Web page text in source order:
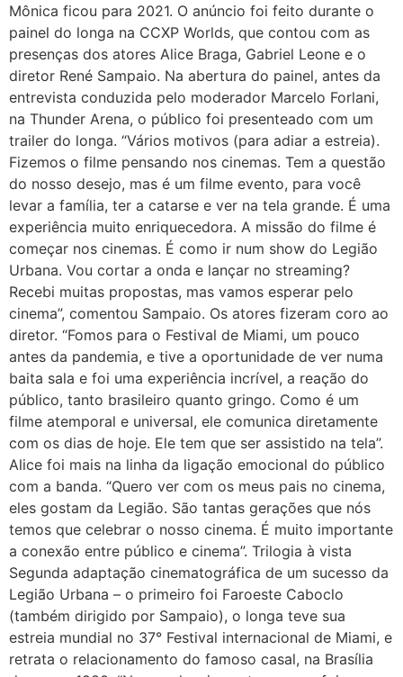
Mônica ficou para 2021. O anúncio foi feito durante o
painel do longa na CCXP Worlds, que contou com as
presenças dos atores Alice Braga, Gabriel Leone e o
diretor René Sampaio. Na abertura do painel, antes da
entrevista conduzida pelo moderador Marcelo Forlani,
na Thunder Arena, o público foi presenteado com um
trailer do longa. “Vários motivos (para adiar a estreia).
Fizemos o filme pensando nos cinemas. Tem a questão
do nosso desejo, mas é um filme evento, para você
levar a família, ter a catarse e ver na tela grande. É uma
experiência muito enriquecedora. A missão do filme é
começar nos cinemas. É como ir num show do Legião
Urbana. Vou cortar a onda e lançar no streaming?
Recebi muitas propostas, mas vamos esperar pelo
cinema”, comentou Sampaio. Os atores fizeram coro ao
diretor. “Fomos para o Festival de Miami, um pouco
antes da pandemia, e tive a oportunidade de ver numa
baita sala e foi uma experiência incrível, a reação do
público, tanto brasileiro quanto gringo. Como é um
filme atemporal e universal, ele comunica diretamente
com os dias de hoje. Ele tem que ser assistido na tela”.
Alice foi mais na linha da ligação emocional do público
com a banda. “Quero ver com os meus pais no cinema,
eles gostam da Legião. São tantas gerações que nós
temos que celebrar o nosso cinema. É muito importante
a conexão entre público e cinema”. Trilogia à vista
Segunda adaptação cinematográfica de um sucesso da
Legião Urbana – o primeiro foi Faroeste Caboclo
(também dirigido por Sampaio), o longa teve sua
estreia mundial no 37° Festival internacional de Miami, e
retrata o relacionamento do famoso casal, na Brasília